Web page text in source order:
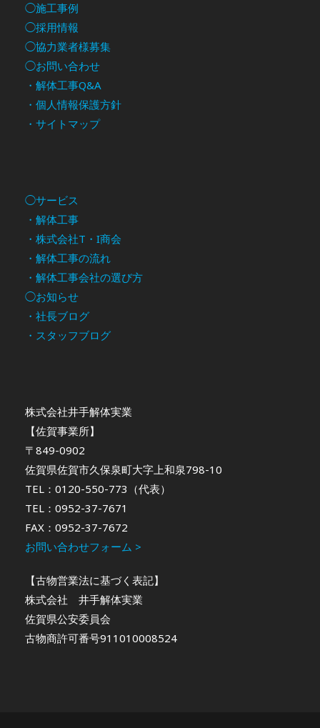
◯施工事例
◯採用情報
◯協力業者様募集
◯お問い合わせ
・解体工事Q&A
・個人情報保護方針
・サイトマップ
◯サービス
・解体工事
・株式会社T・I商会
・解体工事の流れ
・解体工事会社の選び方
◯お知らせ
・社長ブログ
・スタッフブログ
株式会社井手解体実業
【佐賀事業所】
〒849-0902
佐賀県佐賀市久保泉町大字上和泉798-10
TEL：0120-550-773（代表）
TEL：0952-37-7671
FAX：0952-37-7672
お問い合わせフォーム >
【古物営業法に基づく表記】
株式会社 井手解体実業
佐賀県公安委員会
古物商許可番号911010008524